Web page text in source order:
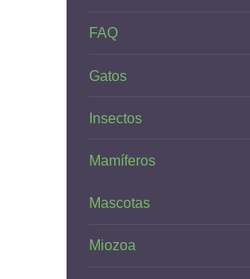
FAQ
Gatos
Insectos
Mamíferos
Mascotas
Miozoa